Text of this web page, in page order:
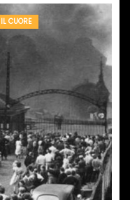
CUORE